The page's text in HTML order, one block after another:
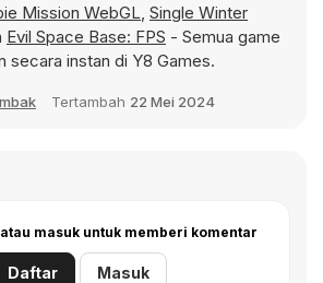
Mission WebGL, Single Winter
Evil Space Base: FPS - Semua game
secara instan di Y8 Games.
Tertambah 22 Mei 2024
masuk untuk memberi komentar
Daftar Masuk